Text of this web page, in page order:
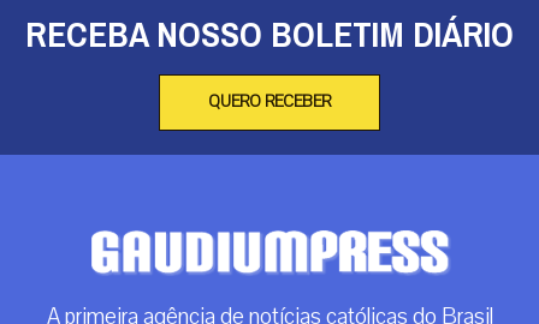
RECEBA NOSSO BOLETIM DIÁRIO
QUERO RECEBER
A primeira agência de notícias católicas do Brasil